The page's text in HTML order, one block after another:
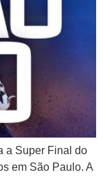
a Super Final do
em São Paulo. A